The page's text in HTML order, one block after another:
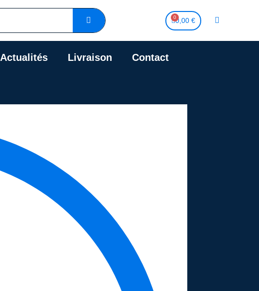
0,00 €
Actualités Livraison Contact